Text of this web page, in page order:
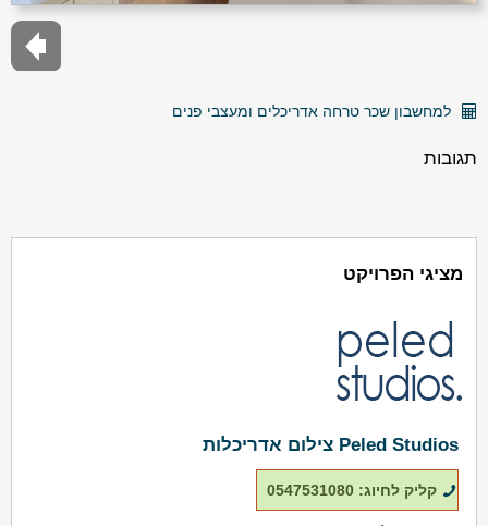
למחשבון שכר טרחה אדריכלים ומעצבי פנים
תגובות
מציגי הפרויקט
Peled Studios צילום אדריכלות
קליק לחיוג: 0547531080